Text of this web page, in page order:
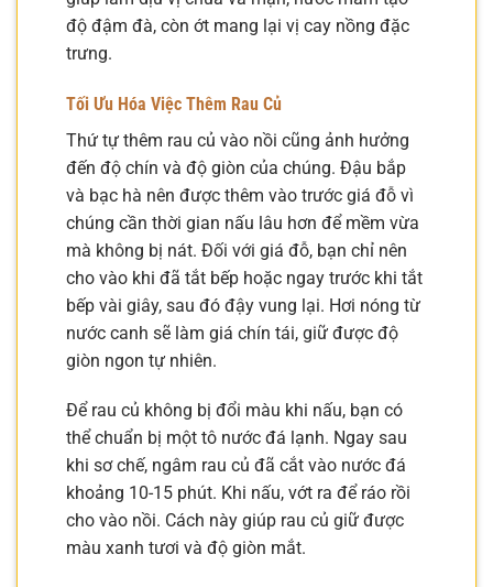
độ đậm đà, còn ớt mang lại vị cay nồng đặc
trưng.
Tối Ưu Hóa Việc Thêm Rau Củ
Thứ tự thêm rau củ vào nồi cũng ảnh hưởng
đến độ chín và độ giòn của chúng. Đậu bắp
và bạc hà nên được thêm vào trước giá đỗ vì
chúng cần thời gian nấu lâu hơn để mềm vừa
mà không bị nát. Đối với giá đỗ, bạn chỉ nên
cho vào khi đã tắt bếp hoặc ngay trước khi tắt
bếp vài giây, sau đó đậy vung lại. Hơi nóng từ
nước canh sẽ làm giá chín tái, giữ được độ
giòn ngon tự nhiên.
Để rau củ không bị đổi màu khi nấu, bạn có
thể chuẩn bị một tô nước đá lạnh. Ngay sau
khi sơ chế, ngâm rau củ đã cắt vào nước đá
khoảng 10-15 phút. Khi nấu, vớt ra để ráo rồi
cho vào nồi. Cách này giúp rau củ giữ được
màu xanh tươi và độ giòn mắt.